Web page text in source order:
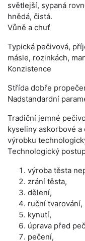
světlejší, sypaná
hnědá, čistá.
Vůně a chuť
Typická pečivová,
másle, rozinkách,
Konzistence
Střída dobře
Nadstandardní
Tradiční jemné
kyseliny askorbové
výrobku
Technologický
výroba těsta
zrání těsta,
dělení,
ruční tvarování,
kynutí,
úprava před
pečení,